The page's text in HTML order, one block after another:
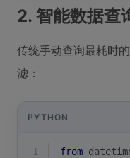
2. 智能数据查
传统手动查询最耗时
滤：
PYTHON
1 from